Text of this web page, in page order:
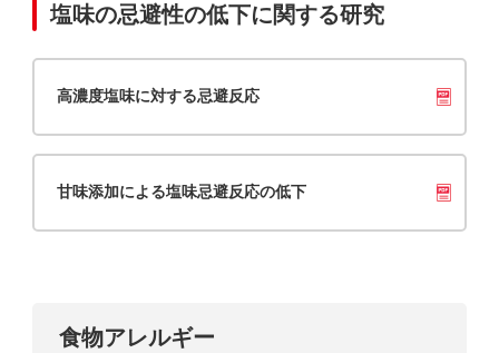
塩味の忌避性の低下に関する研究
高濃度塩味に対する忌避反応
甘味添加による塩味忌避反応の低下
食物アレルギー